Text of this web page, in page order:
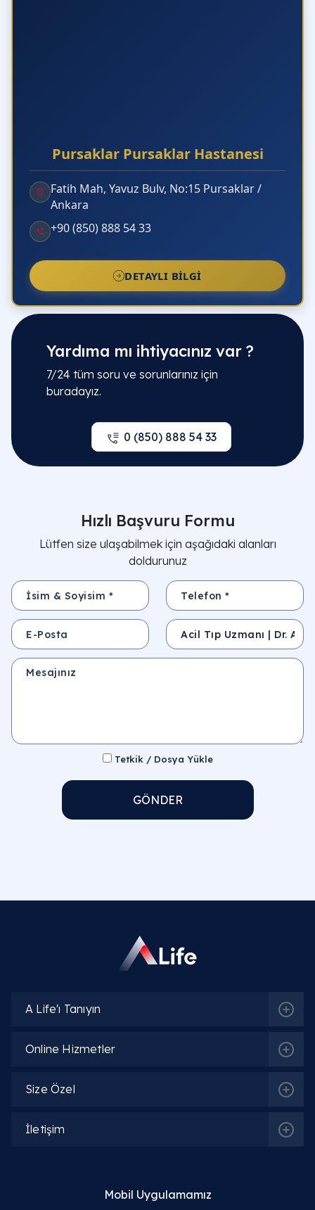
Pursaklar Pursaklar Hastanesi
Fatih Mah, Yavuz Bulv, No:15 Pursaklar /
Ankara
+90 (850) 888 54 33
DETAYLI BILGI
Yardıma mı ihtiyacınız var ?
7/24 tüm soru ve sorunlarınız için
buradayız.
0 (850) 888 54 33
Hızlı Başvuru Formu
Lütfen size ulaşabilmek için aşağıdaki alanları
doldurunuz
İsim & Soyisim * Telefon *
E-Posta Konu
Mesajınız
Tetkik / Dosya Yükle
GÖNDER
A Life'ı Tanıyın
Online Hizmetler
Size Özel
İletişim
Mobil Uygulamamız